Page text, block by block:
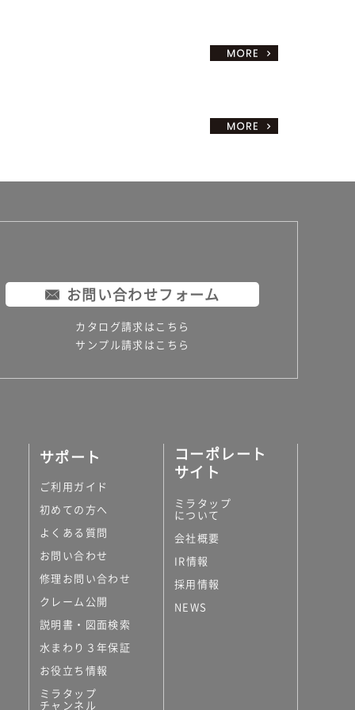
お問い合わせフォーム
カタログ請求はこちら
サンプル請求はこちら
サポート
ご利用ガイド
初めての方へ
よくある質問
お問い合わせ
修理お問い合わせ
クレーム公開
説明書・図面検索
水まわり３年保証
お役立ち情報
ミラタップ
チャンネル
コーポレート
サイト
ミラタップ
について
会社概要
IR情報
採用情報
NEWS